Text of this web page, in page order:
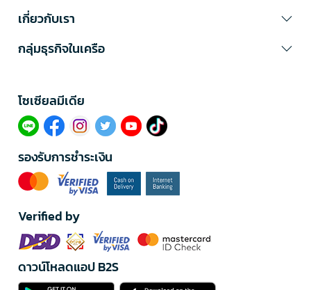
เกี่ยวกับเรา
กลุ่มธุรกิจในเครือ
โซเซียลมีเดีย​
รองรับการชำระเงิน
Verified by
ดาวน์โหลดแอป B2S